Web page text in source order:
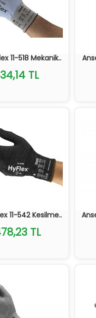
11-518 Mekanik..
TL
11-542 Kesilme..
TL